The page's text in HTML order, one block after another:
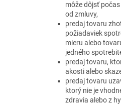
môže dôjsť
od zmluvy,
predaj tovaru
požiadaviek
mieru alebo
jedného
predaj tovaru,
akosti alebo
predaj tovaru
ktorý nie je
zdravia alebo z